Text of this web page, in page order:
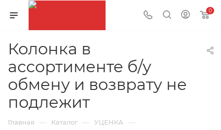
0
Колонка в
ассортименте б/у
обмену и возврату не
подлежит
Главная — Каталог — УЦЕНКА —